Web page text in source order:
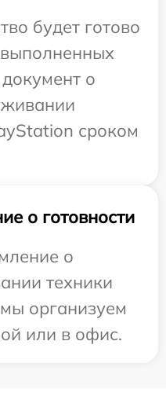
будет готово
о
сроком
о готовности
о
техники
организуем
или в офис.